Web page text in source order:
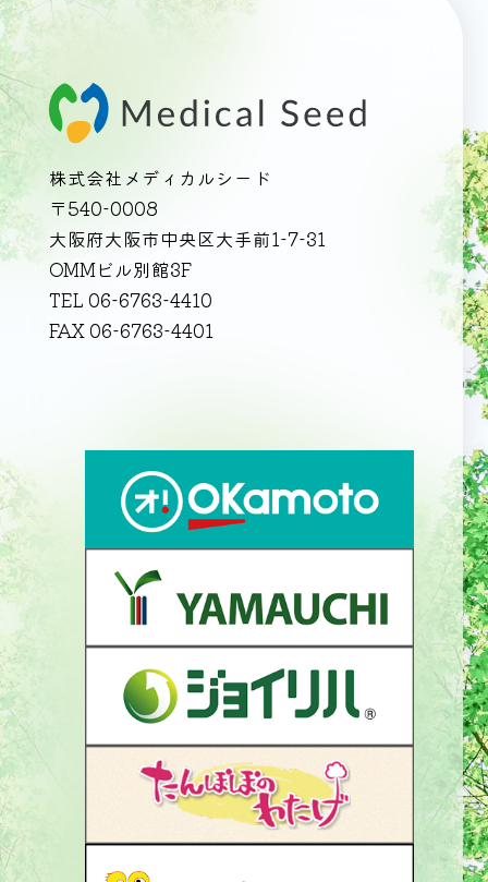
株式会社メディカルシード
〒540-0008
大阪府大阪市中央区大手前1-7-31
OMMビル別館3F
TEL 06-6763-4410
FAX 06-6763-4401